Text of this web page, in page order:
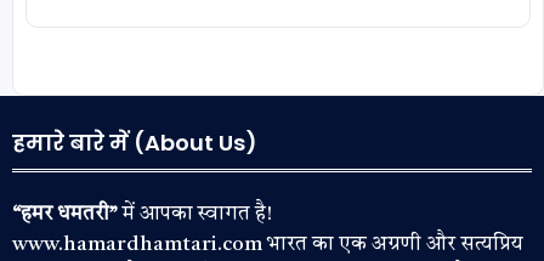
हमारे बारे में (About Us)
“हमर धमतरी”में आपका स्वागत है!
www.hamardhamtari.com भारत का एक अग्रणी और सत्यप्रिय